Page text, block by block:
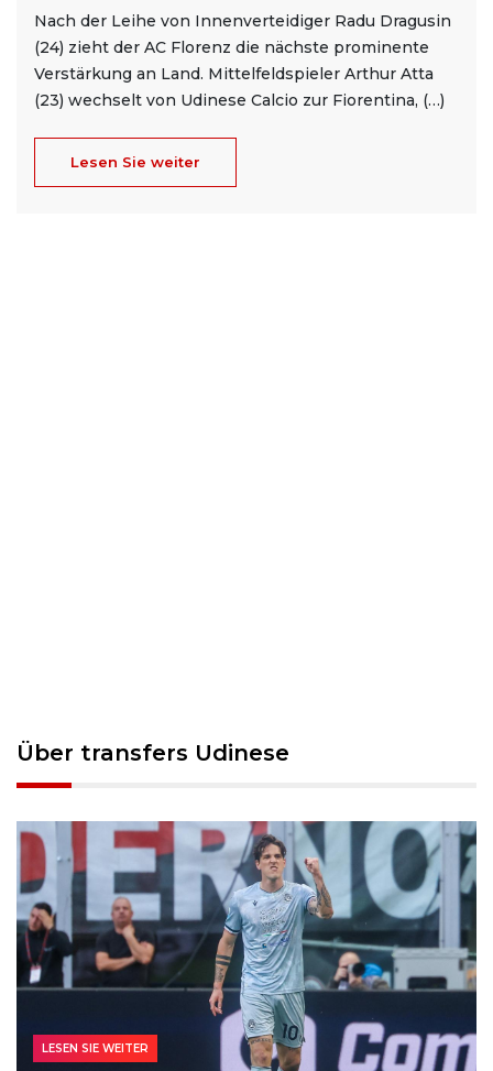
Nach der Leihe von Innenverteidiger Radu Dragusin
(24) zieht der AC Florenz die nächste prominente
Verstärkung an Land. Mittelfeldspieler Arthur Atta
(23) wechselt von Udinese Calcio zur Fiorentina, (…)
Lesen Sie weiter
Über transfers Udinese
LESEN SIE WEITER